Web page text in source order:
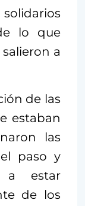
lo que
a
de las
estaban
las
paso y
a estar
de los